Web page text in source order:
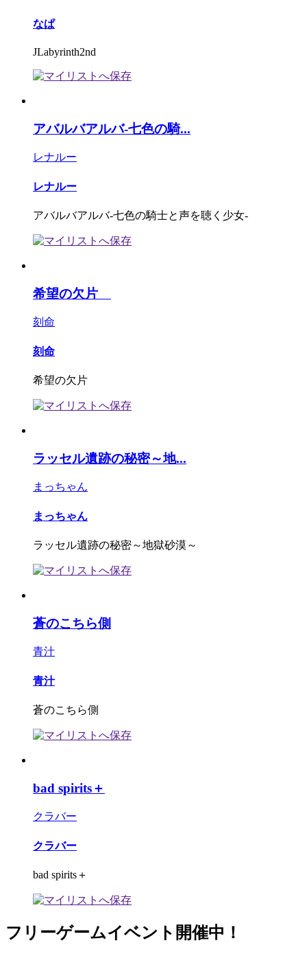
なぱ
JLabyrinth2nd
アバルバアルバ-七色の騎...
レナルー
レナルー
アバルバアルバ-七色の騎士と声を聴く少女-
希望の欠片
刻命
刻命
希望の欠片
ラッセル遺跡の秘密～地...
まっちゃん
まっちゃん
ラッセル遺跡の秘密～地獄砂漠～
蒼のこちら側
青汁
青汁
蒼のこちら側
bad spirits＋
クラバー
クラバー
bad spirits＋
フリーゲームイベント開催中！